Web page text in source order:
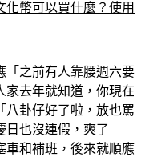
家去年就知道，你現在
八卦仔好了啦，放也罵
日也沒連假，爽了
和補班，後來就順應